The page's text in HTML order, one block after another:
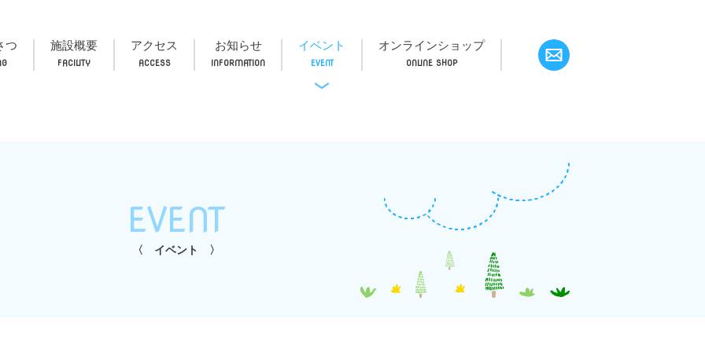
つ 施設概要 アクセス お知らせ イベント オンラインショップ
EVENT
イベント